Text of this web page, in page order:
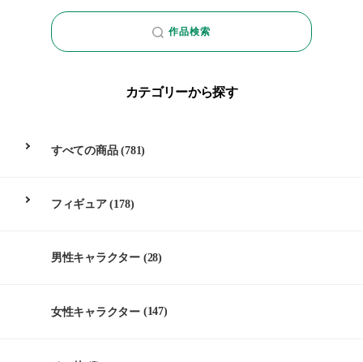
作品検索
カテゴリーから探す
すべての商品(781)
フィギュア(178)
男性キャラクター (28)
女性キャラクター (147)